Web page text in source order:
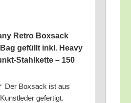
Retro Box­sack
Bag gefüllt inkl. Hea­vy
Stahl­ket­te – 150
Der Box­sack ist aus
gefer­tigt.